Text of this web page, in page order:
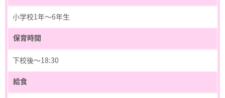
小学校1年～6年生
保育時間
下校後～18:30
給食